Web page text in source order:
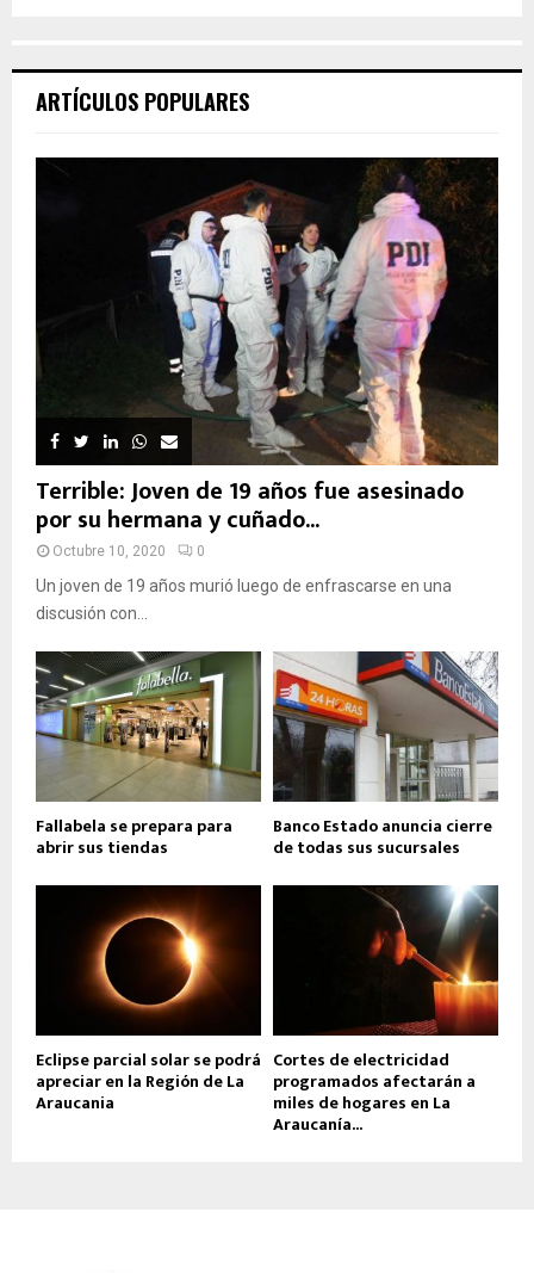
ARTÍCULOS POPULARES
Terrible: Joven de 19 años fue asesinado
por su hermana y cuñado...
Octubre 10, 2020 0
Un joven de 19 años murió luego de enfrascarse en una
discusión con...
Fallabela se prepara para
abrir sus tiendas
Banco Estado anuncia cierre
de todas sus sucursales
Eclipse parcial solar se podrá
apreciar en la Región de La
Araucania
Cortes de electricidad
programados afectarán a
miles de hogares en La
Araucanía...